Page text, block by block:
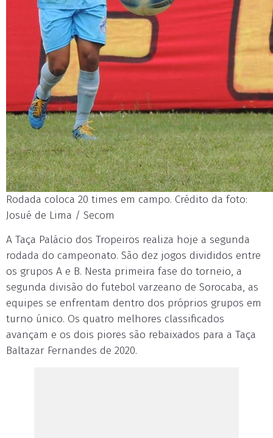
Rodada coloca 20 times em campo. Crédito da foto:
Josué de Lima / Secom
A Taça Palácio dos Tropeiros realiza hoje a segunda
rodada do campeonato. São dez jogos divididos entre
os grupos A e B. Nesta primeira fase do torneio, a
segunda divisão do futebol varzeano de Sorocaba, as
equipes se enfrentam dentro dos próprios grupos em
turno único. Os quatro melhores classificados
avançam e os dois piores são rebaixados para a Taça
Baltazar Fernandes de 2020.